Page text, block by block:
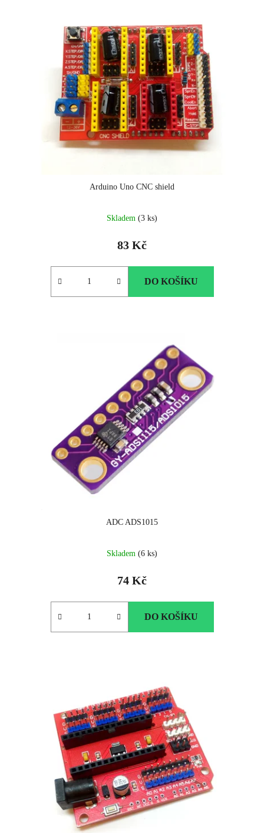
Arduino Uno CNC shield
Skladem (3 ks)
83 Kč
DO KOŠÍKU
ADC ADS1015
Skladem (6 ks)
74 Kč
DO KOŠÍKU